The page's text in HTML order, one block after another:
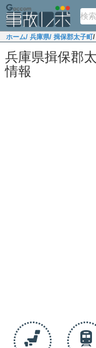
ホーム/ 兵庫県/ 揖保郡太子町/
兵庫県揖保郡
情報